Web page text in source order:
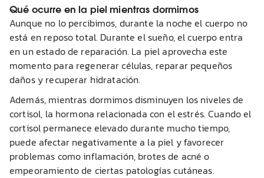
Qué ocurre en la piel mientras dormimos
Aunque no lo percibimos, durante la noche el cuerpo no
está en reposo total. Durante el sueño, el cuerpo entra
en un estado de reparación. La piel aprovecha este
momento para regenerar células, reparar pequeños
daños y recuperar hidratación.
Además, mientras dormimos disminuyen los niveles de
cortisol, la hormona relacionada con el estrés. Cuando el
cortisol permanece elevado durante mucho tiempo,
puede afectar negativamente a la piel y favorecer
problemas como inflamación, brotes de acné o
empeoramiento de ciertas patologías cutáneas.